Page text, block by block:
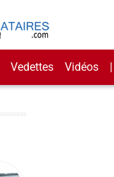
Vedettes Vidéos